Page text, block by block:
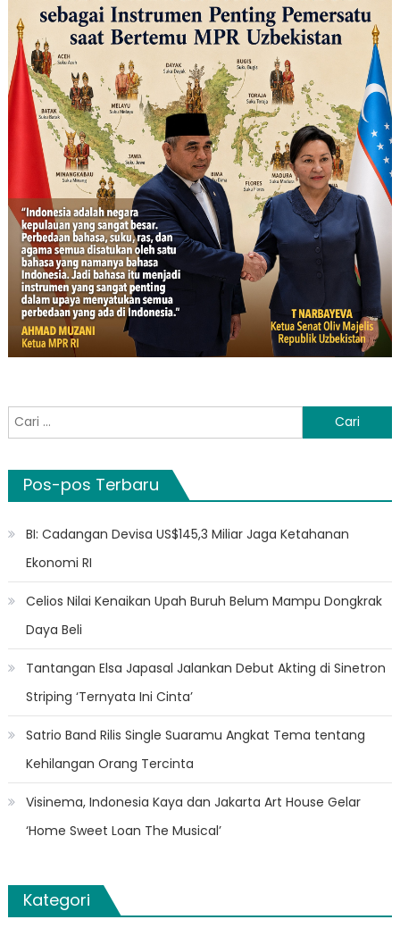
Cari
untuk:
Pos-pos Terbaru
BI: Cadangan Devisa US$145,3 Miliar Jaga Ketahanan
Ekonomi RI
Celios Nilai Kenaikan Upah Buruh Belum Mampu Dongkrak
Daya Beli
Tantangan Elsa Japasal Jalankan Debut Akting di Sinetron
Striping ‘Ternyata Ini Cinta’
Satrio Band Rilis Single Suaramu Angkat Tema tentang
Kehilangan Orang Tercinta
Visinema, Indonesia Kaya dan Jakarta Art House Gelar
‘Home Sweet Loan The Musical’
Kategori